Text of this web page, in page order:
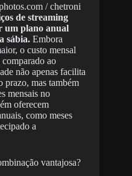
/ chetroni
de streaming
um plano anual
sábia. Embora
o custo mensal
ao
não apenas facilita
prazo, mas também
mensais no
oferecem
como meses
a
vantajosa?